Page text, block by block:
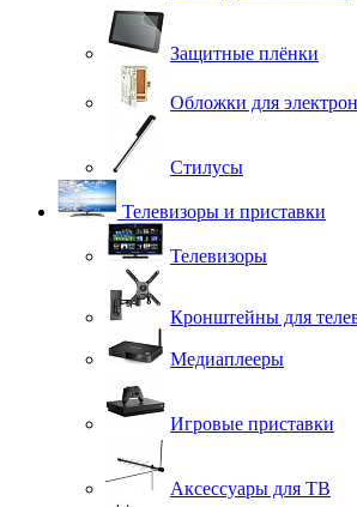
Защитные плёнки
Обложки для
Стилусы
Телевизоры и приставки
Телевизоры
Кронштейны для
Медиаплееры
Игровые приставки
Аксессуары для ТВ